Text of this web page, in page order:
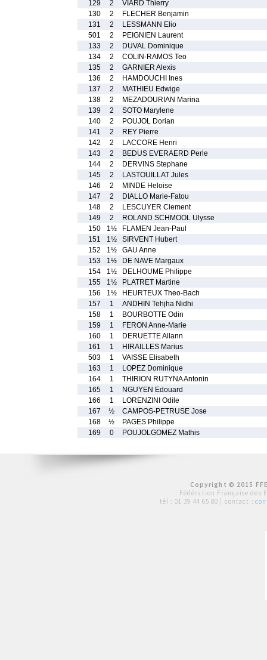
129 2
VIARD Thierry
130
2
FLECHER Benjamin
131
2
LESSMANN Elio
501
2
PEIGNIEN Laurent
133
2
DUVAL Dominique
134
2
COLIN-RAMOS Teo
135
2
GARNIER Alexis
136
2
HAMDOUCHI Ines
137
2
MATHIEU Edwige
138
2
MEZADOURIAN Marina
139
2
SOTO Marylene
140
2
POUJOL Dorian
141
2
REY Pierre
142
2
LACCORE Henri
143
2
BEDUS EVERAERD Perle
144
2
DERVINS Stephane
145
2
LASTOUILLAT Jules
146
2
MINDE Heloise
147
2
DIALLO Marie-Fatou
148
2
LESCUYER Clement
149
2
ROLAND SCHMOOL Ulysse
150
1½
FLAMEN Jean-Paul
151
1½
SIRVENT Hubert
152
1½
GAU Anne
153
1½
DE NAVE Margaux
154
1½
DELHOUME Philippe
155
1½
PLATRET Martine
156
1½
HEURTEUX Theo-Bach
157
1
ANDHIN Tehjha Nidhi
158
1
BOURBOTTE Odin
159
1
FERON Anne-Marie
160
1
DERUETTE Allann
161
1
HIRAILLES Marius
503
1
VAISSE Elisabeth
163
1
LOPEZ Dominique
164
1
THIRION RUTYNA Antonin
165
1
NGUYEN Edouard
166
1
LORENZINI Odile
167
½
CAMPOS-PETRUSE Jose
168
½
PAGES Philippe
169
0 POUJOLGOMEZ Mathis
Copyright © 2015
Fédération Française des
tél : 01 39 44 65 80 | contact :